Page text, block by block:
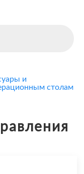
и
столам